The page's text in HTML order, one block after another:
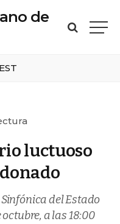
luctuoso
del Estado
a las 18:00